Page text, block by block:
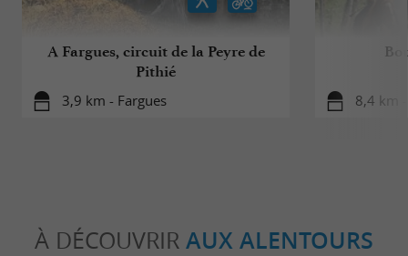
A Fargues, circuit de la Peyre de
Pithié
3,9 km - Fargues 8,4 km
À DÉCOUVRIR AUX ALENTOURS